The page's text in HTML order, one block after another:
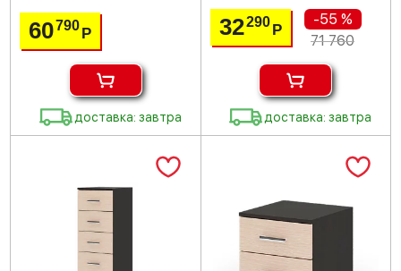
60790Р
доставка: завтра
32290 Р
-55 %
71 760
доставка: завтра